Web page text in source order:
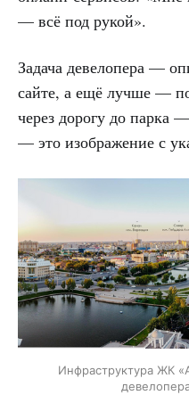
— всё под рукой».
Задача девелопера —
сайте, а ещё лучше —
через дорогу до парка
— это изображение с
Инфраструктура ЖК